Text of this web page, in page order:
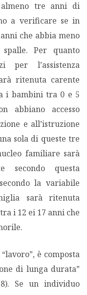
tre anni di
a verificare se in
che abbia meno
Per quanto
per l’assistenza
ritenuta carente
i bambini tra 0 e 5
abbiano accesso
e all’istruzione
sola di queste tre
familiare sarà
secondo questa
la variabile
sarà ritenuta
i 12 ei 17 anni che
è composta
di lunga durata”
Se un individuo